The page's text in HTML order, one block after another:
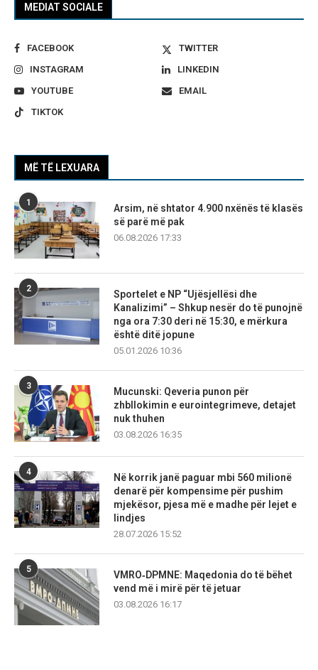
MEDIAT SOCIALE
FACEBOOK
TWITTER
INSTAGRAM
LINKEDIN
YOUTUBE
EMAIL
TIKTOK
MË TË LEXUARA
1
Arsim, në shtator 4.900 nxënës të klasës
së parë më pak
06.08.2026 17:33
2
Sportelet e NP “Ujësjellësi dhe
Kanalizimi” – Shkup nesër do të punojnë
nga ora 7:30 deri në 15:30, e mërkura
është ditë jopune
05.01.2026 10:36
3
Mucunski: Qeveria punon për
zhbllokimin e eurointegrimeve, detajet
nuk thuhen
03.08.2026 16:35
4
Në korrik janë paguar mbi 560 milionë
denarë për kompensime për pushim
mjekësor, pjesa më e madhe për lejet e
lindjes
28.07.2026 15:52
5
VMRO‑DPMNE: Maqedonia do të bëhet
vend më i mirë për të jetuar
03.08.2026 16:17